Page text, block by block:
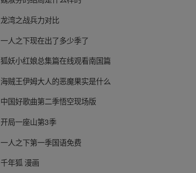
龙湾之战兵力对比
一人之下现在出了多少季了
狐妖小红娘总集篇在线观看南国篇
海贼王伊姆大人的恶魔果实是什么
中国好歌曲第二季悟空现场版
开局一座山第3季
一人之下第一季国语免费
千年狐 漫画